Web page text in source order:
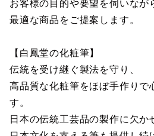
お客様の目的や要望を伺いなが
最適な商品をご提案します。
【白鳳堂の化粧筆】
伝統を受け継ぐ製法を守り、
高品質な化粧筆をほぼ手作りで
す。
日本の伝統工芸品の製作に欠か